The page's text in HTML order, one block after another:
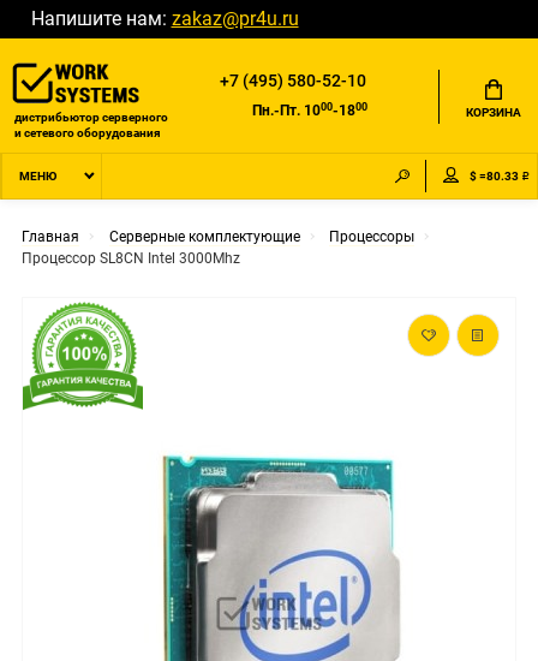
Напишите нам: zakaz@pr4u.ru
дистрибьютор серверного
и сетевого оборудования
+7 (495) 580-52-10
Пн.-Пт. 1000-1800 КОРЗИНА
МЕНЮ $ =80.33 ₽
Главная Серверные комплектующие
Процессоры
Процессор SL8CN Intel 3000Mhz